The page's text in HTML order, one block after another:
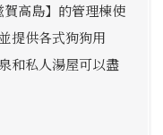
高島】的管理棟使
提供各式狗狗用
和私人湯屋可以盡